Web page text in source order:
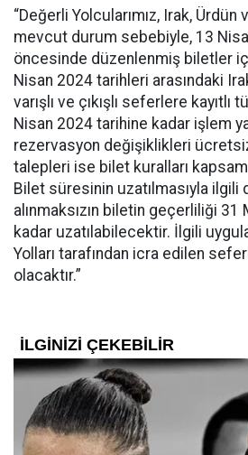
“Değerli Yolcularımız, Irak, Ürdün
mevcut durum sebebiyle, 13
öncesinde düzenlenmiş biletler
Nisan 2024 tarihleri arasındaki
varışlı ve çıkışlı seferlere kayıtlı
Nisan 2024 tarihine kadar işlem
rezervasyon değişiklikleri
talepleri ise bilet kuralları
Bilet süresinin uzatılmasıyla ilgili
alınmaksızın biletin geçerliliği 31
kadar uzatılabilecektir. İlgili
Yolları tarafından icra edilen
olacaktır.”